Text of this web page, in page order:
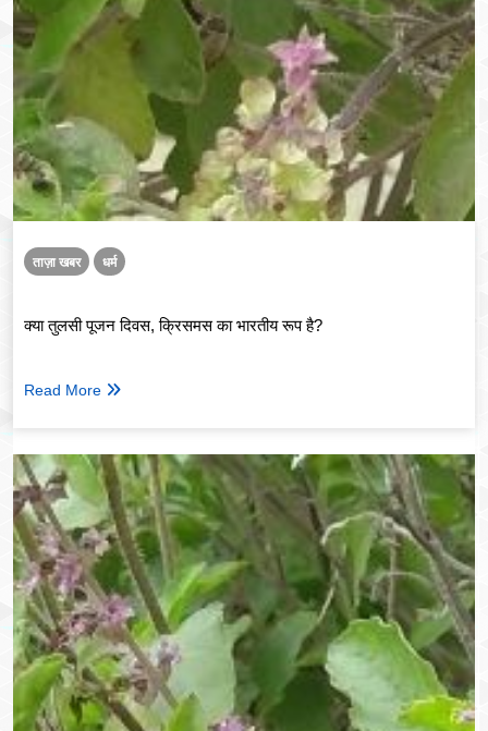
ताज़ा खबर धर्म
क्या तुलसी पूजन दिवस, क्रिसमस का भारतीय रूप है?
Read More